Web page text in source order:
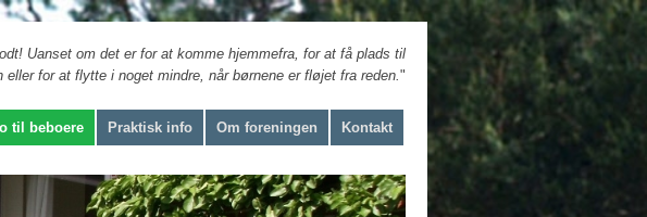
Uanset om det er for at komme hjemmefra, for at få plads til
eller for at flytte i noget mindre, når børnene er fløjet fra reden. "
til beboere Praktisk info Om foreningen Kontakt